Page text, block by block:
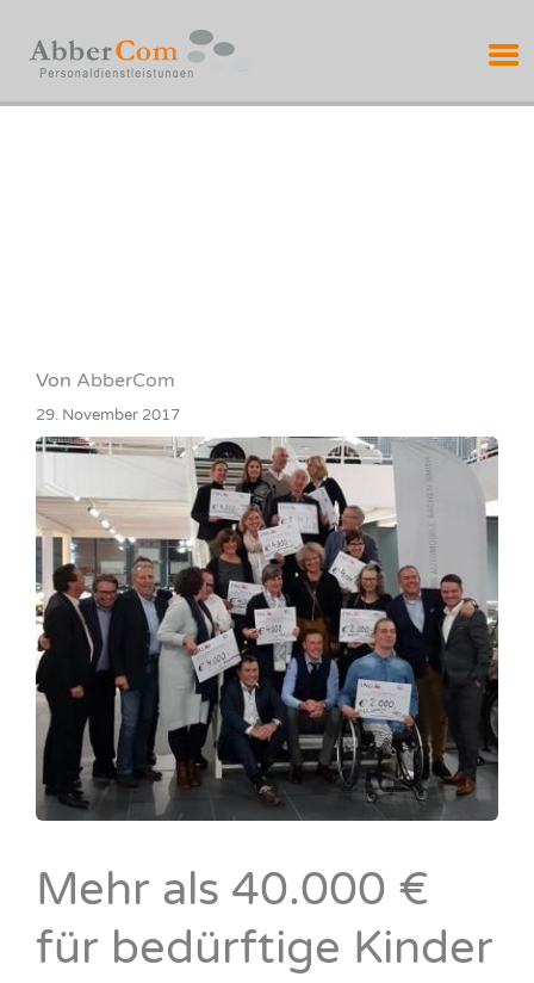
Von AbberCom
29. November 2017
Mehr als 40.000 €
für bedürftige Kinder